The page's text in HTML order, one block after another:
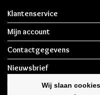
Klantenservice
Mijn account
Contactgegevens
Nieuwsbrief
Wij slaan
Wij slaan